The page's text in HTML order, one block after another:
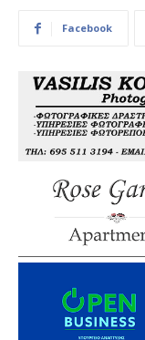
Facebook